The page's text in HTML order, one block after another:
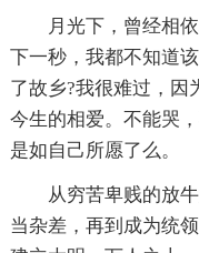
月光下，曾经相
下一秒，我都不知道
了故乡?我很难过，因
今生的相爱。不能哭
是如自己所愿了么。
从穷苦卑贱的放
当杂差，再到成为统